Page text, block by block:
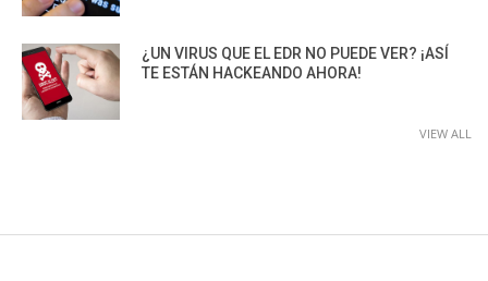
¿UN VIRUS QUE EL EDR NO PUEDE VER? ¡ASÍ
TE ESTÁN HACKEANDO AHORA!
VIEW ALL